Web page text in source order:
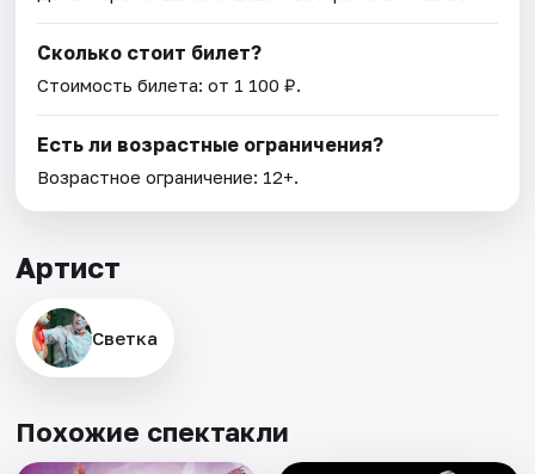
Сколько стоит билет?
Стоимость билета: от 1 100 ₽.
Есть ли возрастные ограничения?
Возрастное ограничение: 12+.
Артист
Светка
Похожие спектакли